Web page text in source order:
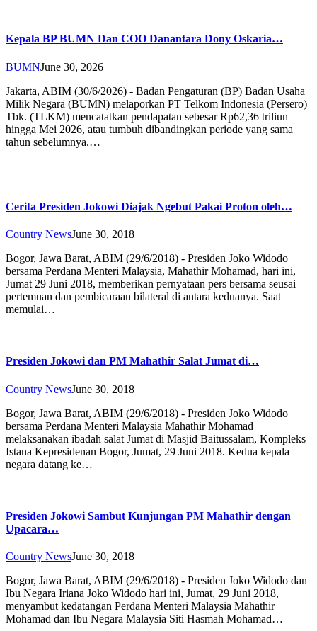
Kepala BP BUMN Dan COO Danantara Dony Oskaria…
BUMNJune 30, 2026
Jakarta, ABIM (30/6/2026) - Badan Pengaturan (BP) Badan Usaha
Milik Negara (BUMN) melaporkan PT Telkom Indonesia (Persero)
Tbk. (TLKM) mencatatkan pendapatan sebesar Rp62,36 triliun
hingga Mei 2026, atau tumbuh dibandingkan periode yang sama
tahun sebelumnya.…
Cerita Presiden Jokowi Diajak Ngebut Pakai Proton oleh…
Country NewsJune 30, 2018
Bogor, Jawa Barat, ABIM (29/6/2018) - Presiden Joko Widodo
bersama Perdana Menteri Malaysia, Mahathir Mohamad, hari ini,
Jumat 29 Juni 2018, memberikan pernyataan pers bersama seusai
pertemuan dan pembicaraan bilateral di antara keduanya. Saat
memulai…
Presiden Jokowi dan PM Mahathir Salat Jumat di…
Country NewsJune 30, 2018
Bogor, Jawa Barat, ABIM (29/6/2018) - Presiden Joko Widodo
bersama Perdana Menteri Malaysia Mahathir Mohamad
melaksanakan ibadah salat Jumat di Masjid Baitussalam, Kompleks
Istana Kepresidenan Bogor, Jumat, 29 Juni 2018. Kedua kepala
negara datang ke…
Presiden Jokowi Sambut Kunjungan PM Mahathir dengan
Upacara…
Country NewsJune 30, 2018
Bogor, Jawa Barat, ABIM (29/6/2018) - Presiden Joko Widodo dan
Ibu Negara Iriana Joko Widodo hari ini, Jumat, 29 Juni 2018,
menyambut kedatangan Perdana Menteri Malaysia Mahathir
Mohamad dan Ibu Negara Malaysia Siti Hasmah Mohamad…